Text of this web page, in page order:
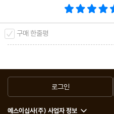
구매 한줄평
로그인
예스이십사(주) 사업자 정보